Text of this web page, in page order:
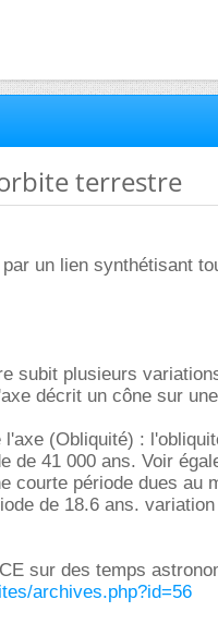
terrestre
un lien synthétisant
subit plusieurs
décrit un cône sur
(Obliquité) :
de 41 000 ans. Voir
courte période dues au
de 18.6 ans.
sur des temps
archives.php?id=56